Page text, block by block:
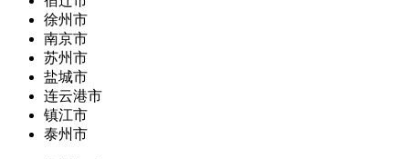
徐州市
南京市
苏州市
盐城市
连云港市
镇江市
泰州市